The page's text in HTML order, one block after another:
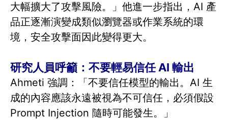
大幅擴大了攻擊風險。」他進一步指出，AI 產
品正逐漸演變成類似瀏覽器或作業系統的環
境，安全攻擊面因此變得更大。
研究人員呼籲：不要輕易信任 AI 輸出
Ahmeti 強調：「不要信任模型的輸出。AI 生
成的內容應該永遠被視為不可信任，必須假設
Prompt Injection 隨時可能發生。」